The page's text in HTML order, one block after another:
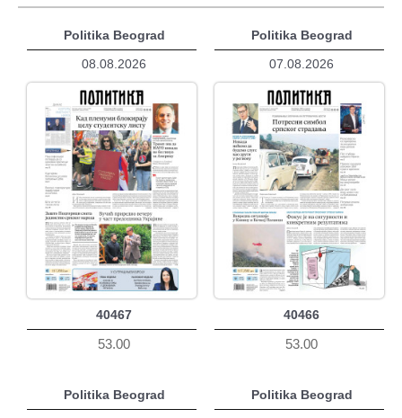
Politika Beograd
08.08.2026
40467
53.00
Politika Beograd
07.08.2026
40466
53.00
Politika Beograd
Politika Beograd